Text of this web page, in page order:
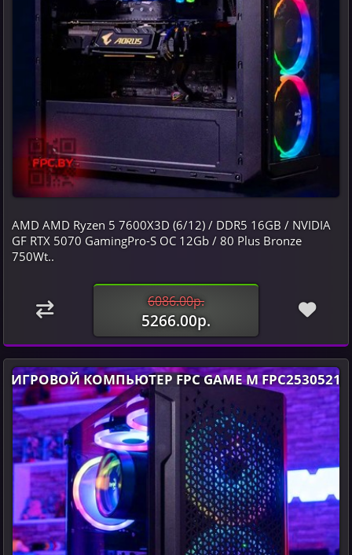
AMD AMD Ryzen 5 7600X3D (6/12) / DDR5 16GB / NVIDIA
GF RTX 5070 GamingPro-S OC 12Gb / 80 Plus Bronze
750Wt..
6086.00р.
5266.00р.
ИГРОВОЙ КОМПЬЮТЕР FPC GAME M FPC2530521